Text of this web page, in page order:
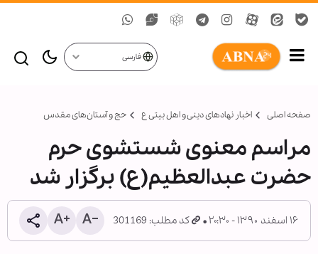
فارسی
صفحه اصلی اخبار نهادهای دینی و اهل بیتی ع حج و آستان‌های مقدس
مراسم معنوی شستشوی حرم
حضرت عبدالعظیم(ع) برگزار شد
۱۶ اسفند ۱۳۹۰ - ۲۰:۳۰ کد مطلب: 301169